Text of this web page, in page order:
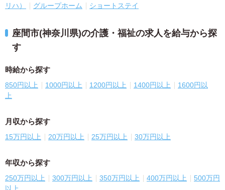
リハ）
グループホーム ショートステイ
座間市(神奈川県)の介護・福祉の求人を給与から探
す
時給から探す
850円以上 1000円以上 1200円以上 1400円以上
1600円以
上
月収から探す
15万円以上 20万円以上 25万円以上 30万円以上
年収から探す
250万円以上 300万円以上 350万円以上 400万円以上
500万円